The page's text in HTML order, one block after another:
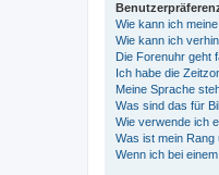
Wie kann ich
Wie kann ich
Die Forenuhr geht
Ich habe die
Meine Sprache
Was sind das für
Wie verwende ich
Was ist mein Rang
Wenn ich bei